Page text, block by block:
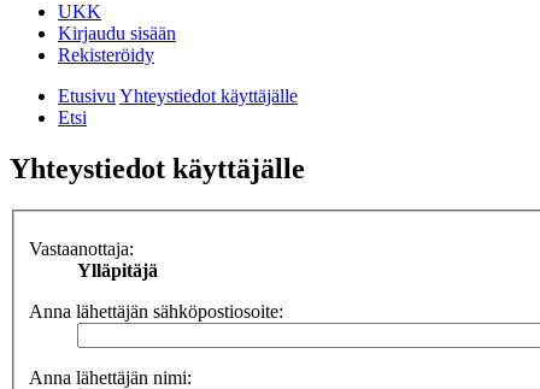
UKK
Kirjaudu sisään
Rekisteröidy
EtusivuYhteystiedot käyttäjälle
Etsi
Yhteystiedot käyttäjälle
Vastaanottaja:
Ylläpitäjä
Anna lähettäjän sähköpostiosoite:
Anna lähettäjän nimi: